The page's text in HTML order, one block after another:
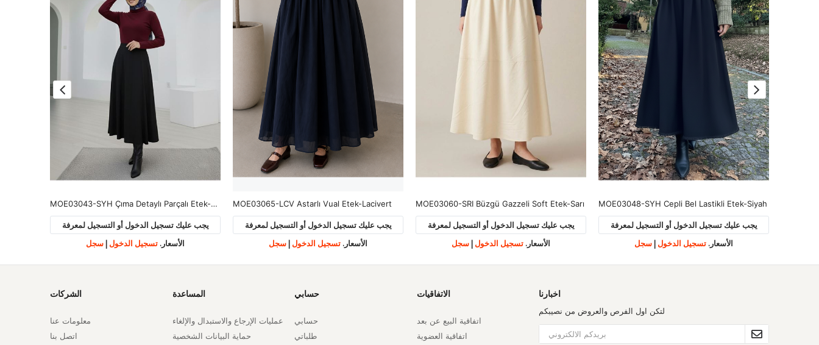
MOE03043-SYH Çıma Detaylı Parçalı Etek-Siyah
يجب عليك تسجيل الدخول أو التسجيل لمعرفة
الأسعار. تسجيل الدخول | سجل
MOE03065-LCV Astarlı Vual Etek-Lacivert
يجب عليك تسجيل الدخول أو التسجيل لمعرفة
الأسعار. تسجيل الدخول | سجل
MOE03060-SRI Büzgü Gazzeli Soft Etek-Sarı
يجب عليك تسجيل الدخول أو التسجيل لمعرفة
الأسعار. تسجيل الدخول | سجل
MOE03048-SYH Cepli Bel Lastikli Etek-Siyah
يجب عليك تسجيل الدخول أو التسجيل لمعرفة
الأسعار. تسجيل الدخول | سجل
الشركات
معلومات عنا
اتصل بنا
المساعدة
عمليات الإرجاع والاستبدال والإلغاء
حماية البيانات الشخصية
حسابي
حسابي
طلباتي
الاتفاقيات
اتفاقية البيع عن بعد
اتفاقية العضوية
اخبارنا
لتكن اول الفرص والعروض من نصيبكم